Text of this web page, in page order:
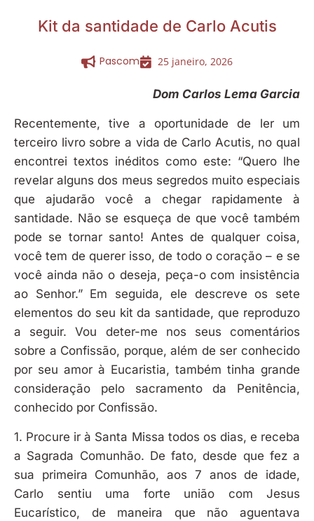
Kit da santidade de Carlo Acutis
Pascom 25 janeiro, 2026
Dom Carlos Lema Garcia
Recentemente, tive a oportunidade de ler um
terceiro livro sobre a vida de Carlo Acutis, no qual
encontrei textos inéditos como este: “Quero lhe
revelar alguns dos meus segredos muito especiais
que ajudarão você a chegar rapidamente à
santidade. Não se esqueça de que você também
pode se tornar santo! Antes de qualquer coisa,
você tem de querer isso, de todo o coração – e se
você ainda não o deseja, peça-o com insistência
ao Senhor.” Em seguida, ele descreve os sete
elementos do seu kit da santidade, que reproduzo
a seguir. Vou deter-me nos seus comentários
sobre a Confissão, porque, além de ser conhecido
por seu amor à Eucaristia, também tinha grande
consideração pelo sacramento da Penitência,
conhecido por Confissão.
1. Procure ir à Santa Missa todos os dias, e receba
a Sagrada Comunhão. De fato, desde que fez a
sua primeira Comunhão, aos 7 anos de idade,
Carlo sentiu uma forte união com Jesus
Eucarístico, de maneira que não aguentava